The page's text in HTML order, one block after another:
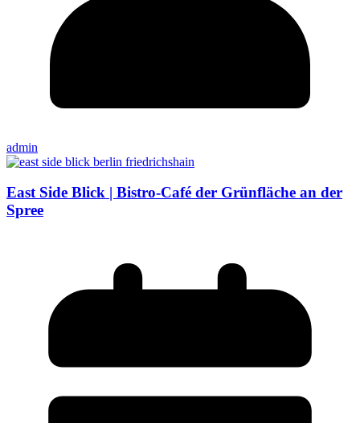
admin
East Side Blick | Bistro-Café der Grünfläche an der
Spree